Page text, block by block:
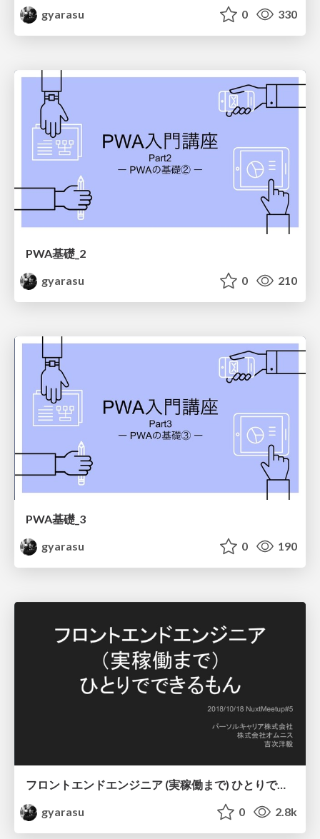
gyarasu 0 330
PWA基礎_2
gyarasu
0 210
PWA基礎_3
gyarasu
0 190
フロントエンドエンジニア (実稼働まで) ひとりでできるもん
gyarasu
0 2.8k